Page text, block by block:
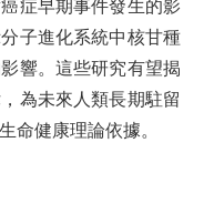
症早期事件發生的影
子進化系統中核甘種
響。這些研究有望揭
為未來人類長期駐留
命健康理論依據。